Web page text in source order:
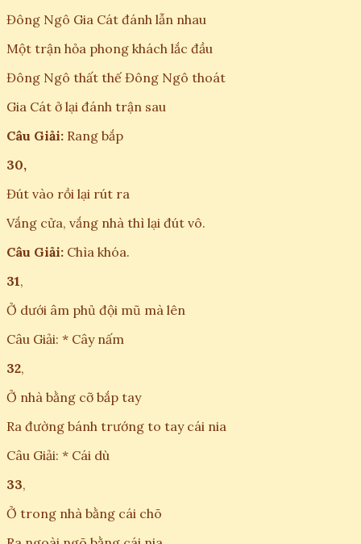
Đông Ngô Gia Cát đánh lẫn nhau
Một trận hỏa phong khách lắc đầu
Đông Ngô thất thế Đông Ngô thoát
Gia Cát ở lại đánh trận sau
Câu Giải: Rang bắp
30,
Đút vào rồi lại rút ra
Vắng cửa, vắng nhà thì lại đút vô.
Câu Giải: Chìa khóa.
31,
Ở dưới âm phủ đội mũ mà lên
Câu Giải: * Cây nấm
32,
Ở nhà bằng cỡ bắp tay
Ra đường bánh trướng to tay cái nia
Câu Giải: * Cái dù
33,
Ở trong nhà bằng cái chõ